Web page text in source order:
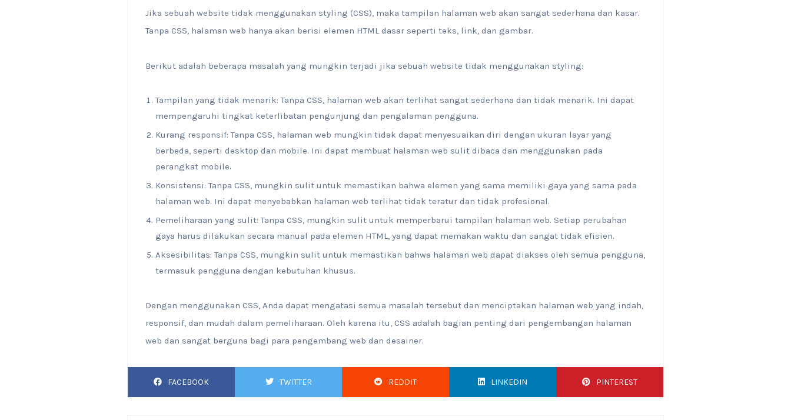
Jika sebuah website tidak menggunakan styling (CSS), maka tampilan halaman web akan sangat sederhana dan kasar.
Tanpa CSS, halaman web hanya akan berisi elemen HTML dasar seperti teks, link, dan gambar.
Berikut adalah beberapa masalah yang mungkin terjadi jika sebuah website tidak menggunakan styling:
Tampilan yang tidak menarik: Tanpa CSS, halaman web akan terlihat sangat sederhana dan tidak menarik. Ini dapat
mempengaruhi tingkat keterlibatan pengunjung dan pengalaman pengguna.
Kurang responsif: Tanpa CSS, halaman web mungkin tidak dapat menyesuaikan diri dengan ukuran layar yang
berbeda, seperti desktop dan mobile. Ini dapat membuat halaman web sulit dibaca dan menggunakan pada
perangkat mobile.
Konsistensi: Tanpa CSS, mungkin sulit untuk memastikan bahwa elemen yang sama memiliki gaya yang sama pada
halaman web. Ini dapat menyebabkan halaman web terlihat tidak teratur dan tidak profesional.
Pemeliharaan yang sulit: Tanpa CSS, mungkin sulit untuk memperbarui tampilan halaman web. Setiap perubahan
gaya harus dilakukan secara manual pada elemen HTML, yang dapat memakan waktu dan sangat tidak efisien.
Aksesibilitas: Tanpa CSS, mungkin sulit untuk memastikan bahwa halaman web dapat diakses oleh semua pengguna,
termasuk pengguna dengan kebutuhan khusus.
Dengan menggunakan CSS, Anda dapat mengatasi semua masalah tersebut dan menciptakan halaman web yang indah,
responsif, dan mudah dalam pemeliharaan. Oleh karena itu, CSS adalah bagian penting dari pengembangan halaman
web dan sangat berguna bagi para pengembang web dan desainer.
FACEBOOK TWITTER REDDIT LINKEDIN PINTEREST